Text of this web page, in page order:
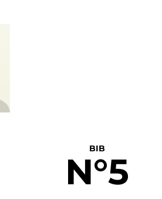
BIB
N°5